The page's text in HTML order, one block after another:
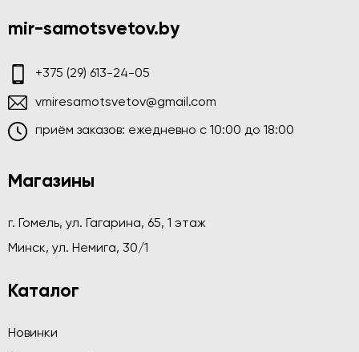
mir-samotsvetov.by
+375 (29) 613-24-05
vmiresamotsvetov@gmail.com
приём заказов: ежедневно c 10:00 до 18:00
Магазины
г. Гомель, ул. Гагарина, 65, 1 этаж
Минск, ул. Немига, 30/1
Каталог
Новинки